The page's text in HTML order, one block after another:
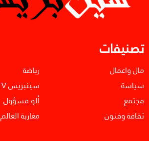
تصنيفات
مال واعمال
سياسة
مجتمع
ثقافة وفنون
رياضة
سينبريس TV
ألو مسؤول
مغاربة العالم